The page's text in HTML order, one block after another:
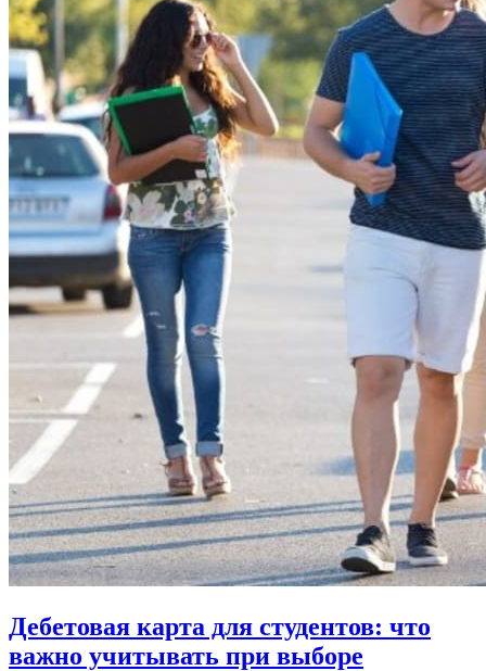
Дебетовая карта для студентов: что
важно учитывать при выборе